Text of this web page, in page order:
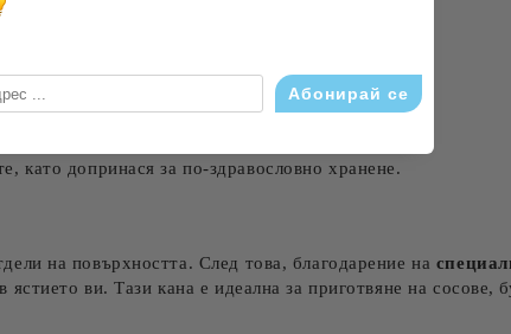
като допринася за по-здравословно хранене.
на повърхността. След това, благодарение на
ви. Тази кана е идеална за приготвяне на сосове,